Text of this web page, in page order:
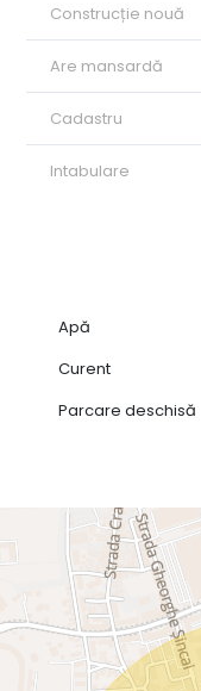
Construcție nouă
Are mansardă
Cadastru
Intabulare
Apă
Curent
Parcare deschisă